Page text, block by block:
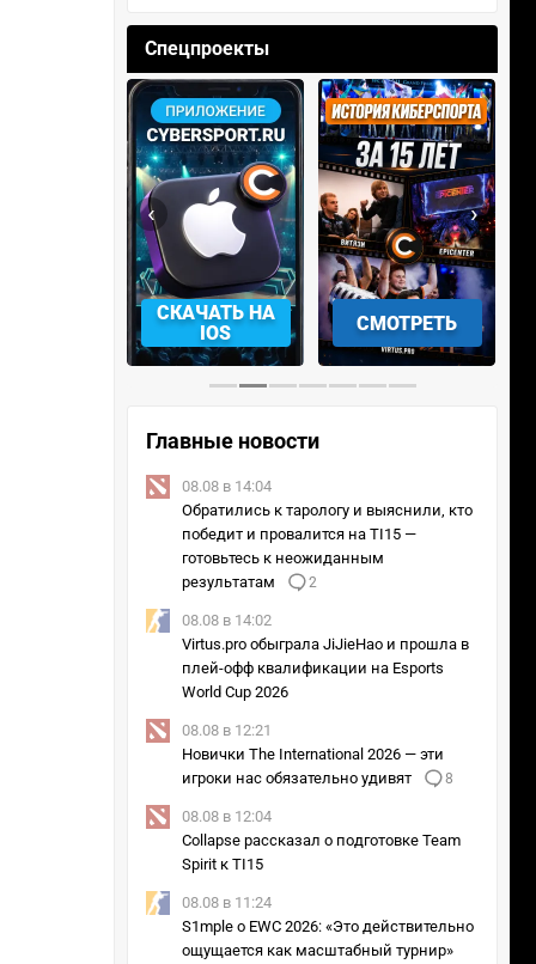
Спецпроекты
СМОТРЕТЬ УЧАСТВОВАТЬ
‹ ›
Главные новости
08.08 в 14:04
Обратились к тарологу и выяснили, кто
победит и провалится на TI15 —
готовьтесь к неожиданным
результатам
2
08.08 в 14:02
Virtus.pro обыграла JiJieHao и прошла в
плей-офф квалификации на Esports
World Cup 2026
08.08 в 12:21
Новички The International 2026 — эти
игроки нас обязательно удивят
8
08.08 в 12:04
Collapse рассказал о подготовке Team
Spirit к TI15
08.08 в 11:24
S1mple о EWC 2026: «Это действительно
ощущается как масштабный турнир»